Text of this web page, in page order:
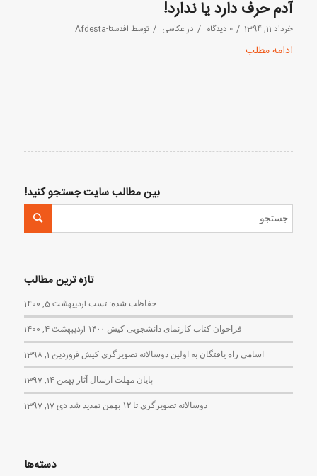
آدم حرف دارد یا ندارد!
خرداد 11, 1394 / 0 دیدگاه / درعکاسی / توسط افدستا-Afdesta
ادامه مطلب
بین مطالب سایت جستجو کنید!
تازه ترین مطالب
حفاظت شده: تست اردیبهشت 5, 1400
فراخوان کتاب کارنمای دانشجویی کیش ۱۴۰۰ اردیبهشت 4, 1400
اسامی راه یافتگان به اولین دوسالانه تصویرگری کیش فروردین 1, 1398
پایان مهلت ارسال آثار بهمن 14, 1397
دوسالانه تصویرگری تا ۱۲ بهمن تمدید شد دی 17, 1397
دسته‌ها